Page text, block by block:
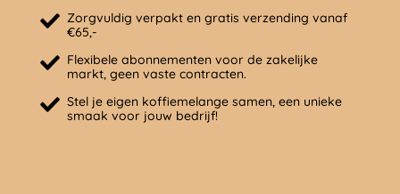
Zorgvuldig verpakt en gratis verzending vanaf
€65,-
Flexibele abonnementen voor de zakelijke
markt, geen vaste contracten.
Stel je eigen koffiemelange samen, een unieke
smaak voor jouw bedrijf!